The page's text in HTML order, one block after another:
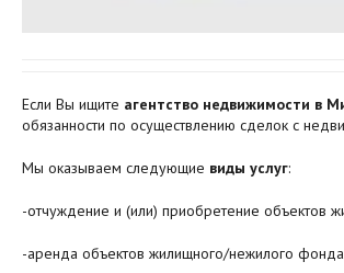
Если Вы ищите агентство недвижимости в
обязанности по осуществлению сделок с
Мы оказываем следующие виды услуг:
-отчуждение и (или) приобретение объектов
-аренда объектов жилищного/нежилого фонда